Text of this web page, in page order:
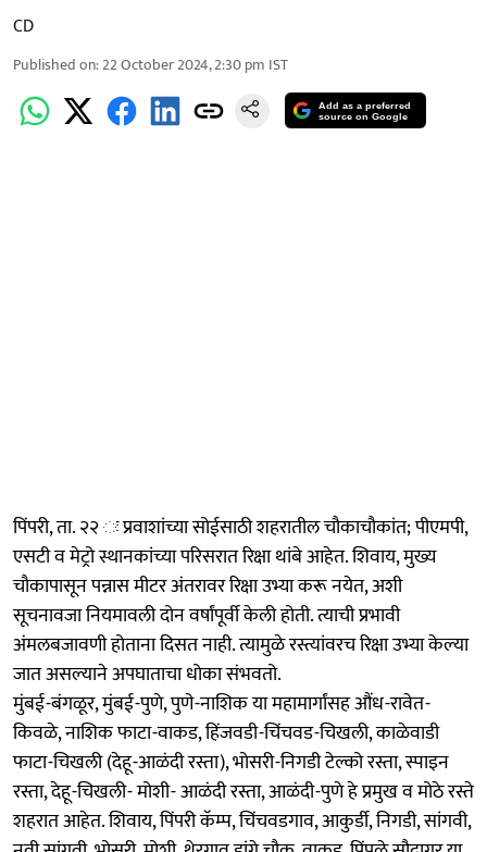
CD
Published on:22 October 2024, 2:30 pm IST
Add as a preferred
source on Google
पिंपरी, ता. २२ ः प्रवाशांच्या सोईसाठी शहरातील चौकाचौकांत; पीएमपी,
एसटी व मेट्रो स्थानकांच्या परिसरात रिक्षा थांबे आहेत. शिवाय, मुख्य
चौकापासून पन्नास मीटर अंतरावर रिक्षा उभ्या करू नयेत, अशी
सूचनावजा नियमावली दोन वर्षांपूर्वी केली होती. त्याची प्रभावी
अंमलबजावणी होताना दिसत नाही. त्यामुळे रस्त्यांवरच रिक्षा उभ्या केल्या
जात असल्याने अपघाताचा धोका संभवतो.
मुंबई-बंगळूर, मुंबई-पुणे, पुणे-नाशिक या महामार्गांसह औंध-रावेत-
किवळे, नाशिक फाटा-वाकड, हिंजवडी-चिंचवड-चिखली, काळेवाडी
फाटा-चिखली (देहू-आळंदी रस्ता), भोसरी-निगडी टेल्को रस्ता, स्पाइन
रस्ता, देहू-चिखली- मोशी- आळंदी रस्ता, आळंदी-पुणे हे प्रमुख व मोठे रस्ते
शहरात आहेत. शिवाय, पिंपरी कॅम्प, चिंचवडगाव, आकुर्डी, निगडी, सांगवी,